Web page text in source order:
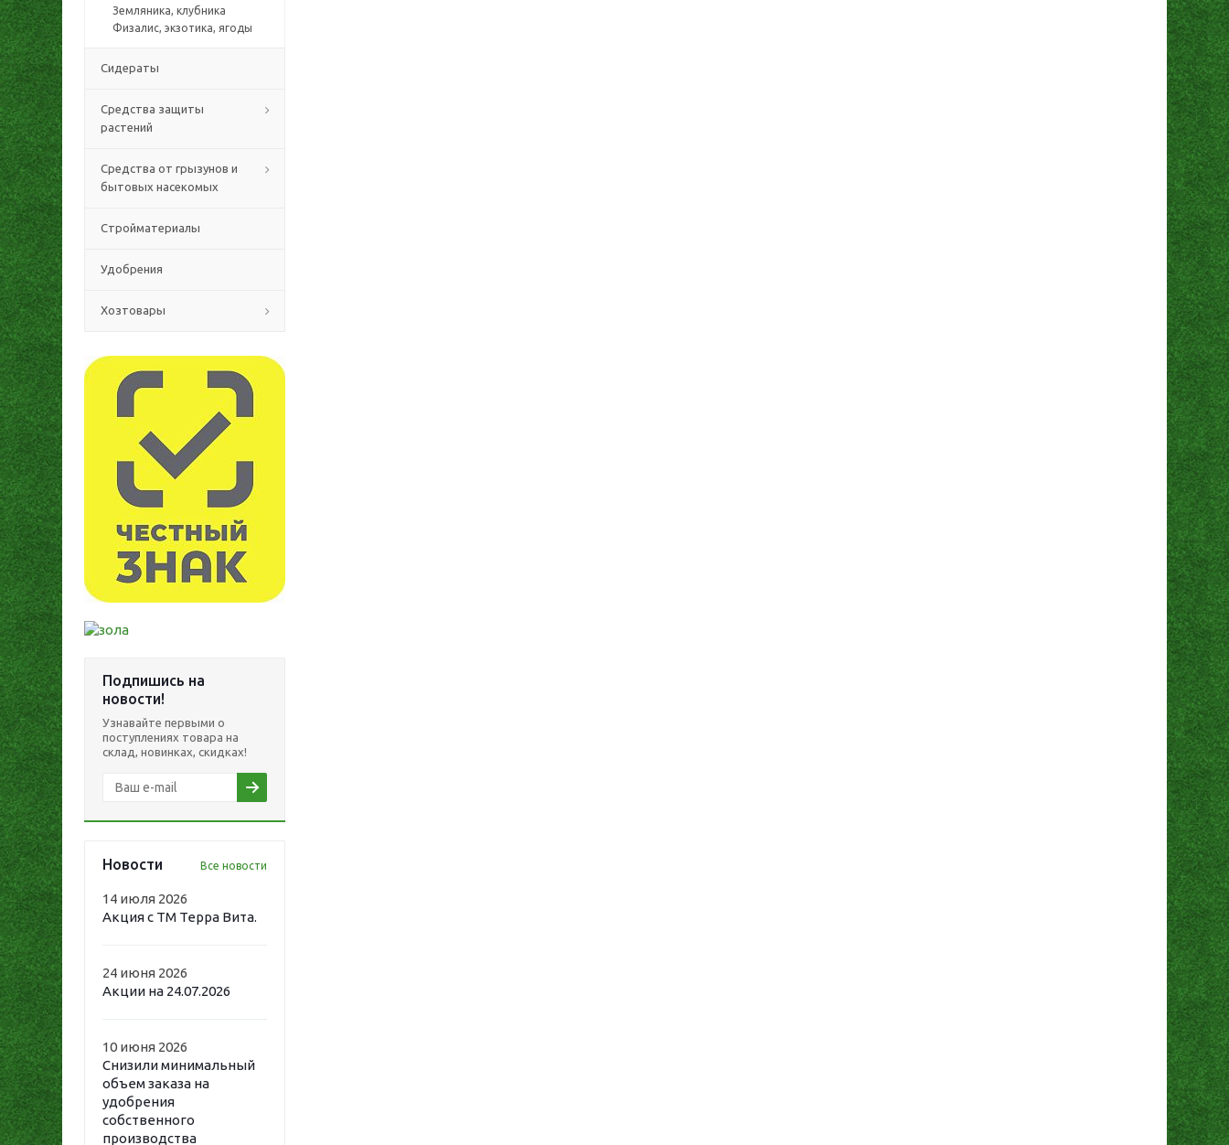
Земляника, клубника
Физалис, экзотика, ягоды
Сидераты
Средства защиты
растений
Средства от грызунов и
бытовых насекомых
Стройматериалы
Удобрения
Хозтовары
Подпишись на
новости!
Узнавайте первыми о
поступлениях товара на
склад, новинках, скидках!
Новости Все новости
14 июля 2026
Акция с ТМ Терра Вита.
24 июня 2026
Акции на 24.07.2026
10 июня 2026
Снизили минимальный
объем заказа на
удобрения
собственного
производства